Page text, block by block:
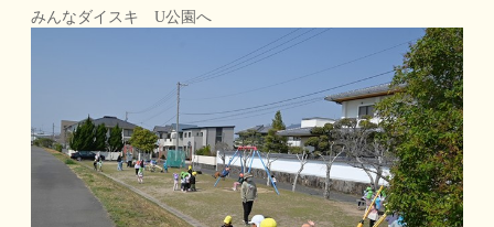
みんなダイスキ U公園へ